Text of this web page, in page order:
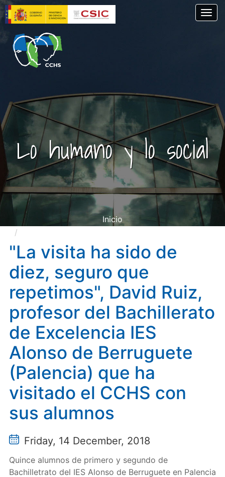
Skip
to
main
content
Lo humano y lo social
Inicio
David Ruiz, profesor del Bachillerato de Excelencia IES
Alonso de Berruguete (Palencia) que ha visitado el
CCHS con sus alumnos
"La visita ha sido de
diez, seguro que
repetimos", David Ruiz,
profesor del Bachillerato
de Excelencia IES
Alonso de Berruguete
(Palencia) que ha
visitado el CCHS con
sus alumnos
Friday, 14 December, 2018
Quince alumnos de primero y segundo de
Bachilletrato del IES Alonso de Berruguete en Palencia